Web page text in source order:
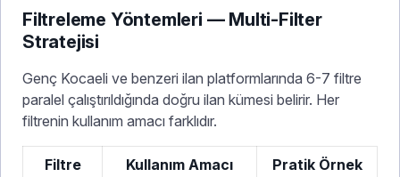
Filtreleme Yöntemleri — Multi-Filter
Stratejisi
Genç Kocaeli ve benzeri ilan platformlarında 6-7 filtre
paralel çalıştırıldığında doğru ilan kümesi belirir. Her
filtrenin kullanım amacı farklıdır.
Filtre Kullanım Amacı Pratik Örnek